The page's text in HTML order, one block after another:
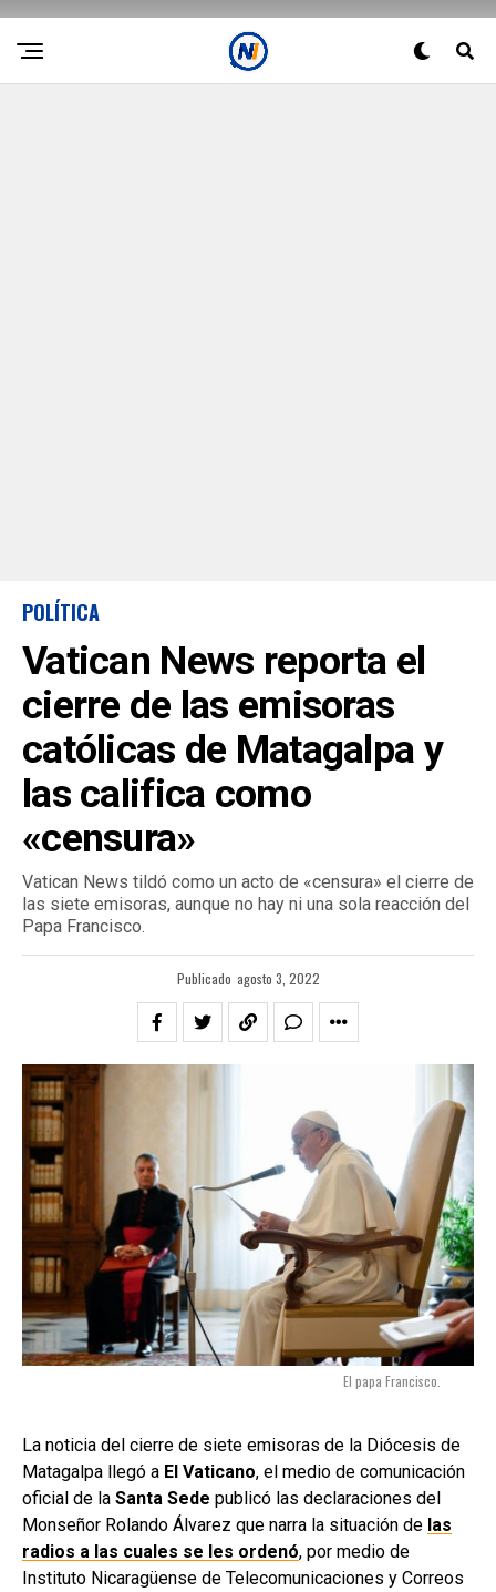
POLÍTICA
Vatican News reporta el
cierre de las emisoras
católicas de Matagalpa y
las califica como
«censura»
Vatican News tildó como un acto de «censura» el cierre de
las siete emisoras, aunque no hay ni una sola reacción del
Papa Francisco.
Publicado agosto 3, 2022
El papa Francisco.
La noticia del cierre de siete emisoras de la Diócesis de
Matagalpa llegó a El Vaticano, el medio de comunicación
oficial de la Santa Sede publicó las declaraciones del
Monseñor Rolando Álvarez que narra la situación de las
radios a las cuales se les ordenó, por medio de
Instituto Nicaragüense de Telecomunicaciones y Correos